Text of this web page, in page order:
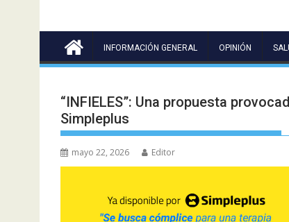
INFORMACIÓN GENERAL OPINIÓN
“INFIELES”: Una propuesta
Simpleplus
mayo 22, 2026 Editor